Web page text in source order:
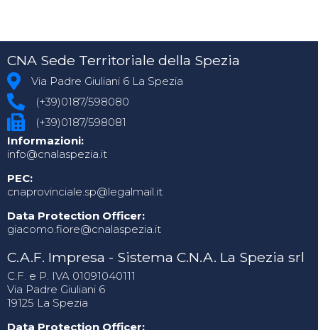
CNA Sede Territoriale della Spezia
Via Padre Giuliani 6 La Spezia
(+39)0187/598080
(+39)0187/598081
Informazioni:
info@cnalaspezia.it
PEC:
cnaprovinciale.sp@legalmail.it
Data Protection Officer:
giacomo.fiore@cnalaspezia.it
C.A.F. Impresa - Sistema C.N.A. La Spezia srl
C.F. e P. IVA 01091040111
Via Padre Giuliani 6
19125 La Spezia
Data Protection Officer: